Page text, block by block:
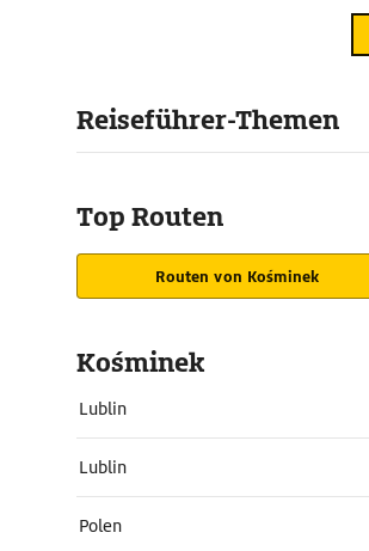
Reiseführer-Themen
Top Routen
Routen von Kośminek
Kośminek
Lublin
Lublin
Polen